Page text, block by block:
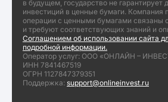
в будущем, государство не гарантирует
инвестиций в ценные бумаги. Компания
операции с ценными бумагами связаны
и требуют соответствующих знаний и
Соглашением об использовании сайта
подробной информации.
Оператор услуг: ООО «ОНЛАЙН –
ИНН 7841467519
ОГРН 1127847379351
Поддержка: support@onlineinvest.ru